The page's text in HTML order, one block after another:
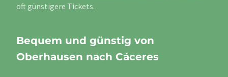
oft günstigere Tickets.
Bequem und günstig von
Oberhausen nach Cáceres